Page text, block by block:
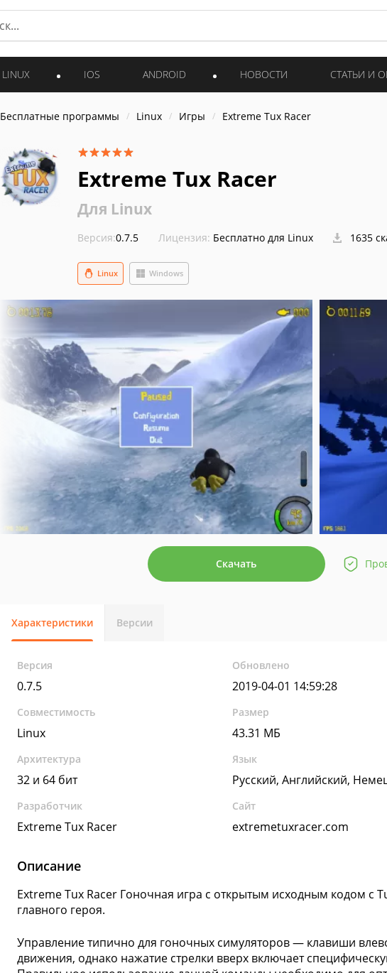
LINUX IOS ANDROID НОВОСТИ СТАТЬИ И
Бесплатные программы Linux Игры Extreme Tux Racer
Extreme Tux Racer
Для Linux
Версия:0.7.5 Лицензия: Бесплатно для Linux 1635
Windows
Linux
Скачать
Характеристики Версии
Версия
0.7.5
Обновлено
2019-04-01 14:59:28
Совместимость
Linux
Размер
43.31 МБ
Архитектура
32 и 64 бит
Язык
Русский, Английский,
Разработчик
Extreme Tux Racer
Сайт
extremetuxracer.com
Описание
Extreme Tux Racer Гоночная игра с открытым исходным кодом с
главного героя.
Управление типично для гоночных симуляторов — клавиши
движения, однако нажатие стрелки вверх включает